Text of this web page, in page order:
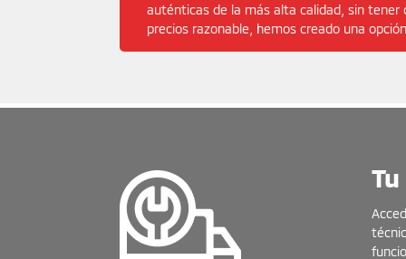
auténticas de la más alta calidad, sin tener
precios razonable, hemos creado una